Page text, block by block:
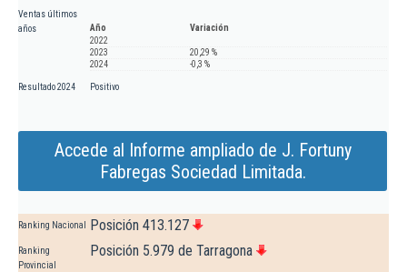
Ventas últimos
años
Año
Variación
2022
2023
20,29 %
2024
-0,3 %
Resultado 2024 Positivo
Accede al Informe ampliado de J. Fortuny
Fabregas Sociedad Limitada.
Ranking Nacional Posición 413.127
Ranking
Provincial
Posición 5.979 de Tarragona